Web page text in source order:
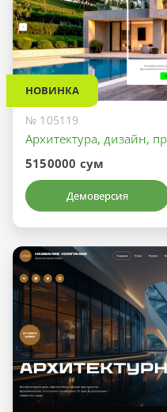
НОВИНКА
№ 105119
Архитектура, дизайн,
5150000 сум
Демоверсия